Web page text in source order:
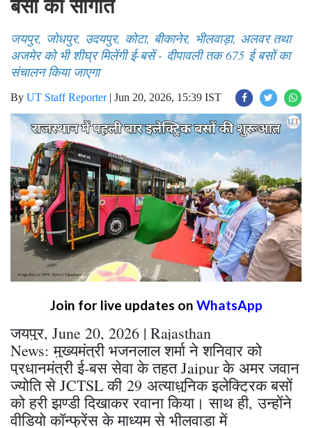
बसों की सौगात
जयपुर, जोधपुर, उदयपुर, कोटा, बीकानेर, भीलवाड़ा, अलवर तथा
अजमेर को भी शीघ्र मिलेंगी ई-बसें - दीपावली तक 675 ई बसों का
संचालन किया जाएगा
By UT Staff Reporter| Jun 20, 2026, 15:39 IST
Join for live updates onWhatsApp
जयपुर, June 20, 2026 | Rajasthan
News: मुख्यमंत्री भजनलाल शर्मा ने शनिवार को
प्रधानमंत्री ई-बस सेवा के तहत Jaipur के अमर जवान
ज्योति से JCTSL की 29 अत्याधुनिक इलेक्ट्रिक बसों
को हरी झण्डी दिखाकर रवाना किया। साथ ही, उन्होंने
वीडियो कॉन्फ्रेंस के माध्यम से भीलवाड़ा में